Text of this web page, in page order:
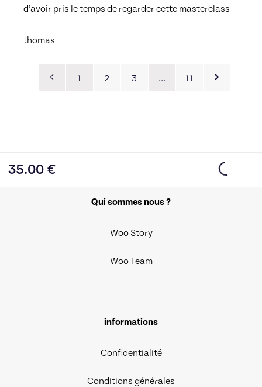
d’avoir pris le temps de regarder cette masterclass
thomas
1 2 3 … 11
35.00 €
Qui sommes nous ?
Woo Story
Woo Team
informations
Confidentialité
Conditions générales